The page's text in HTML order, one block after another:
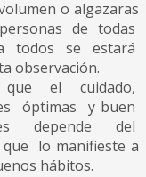
o algazaras
de todas
todos se estará
observación.
el cuidado,
óptimas y buen
depende del
lo manifieste a
hábitos.